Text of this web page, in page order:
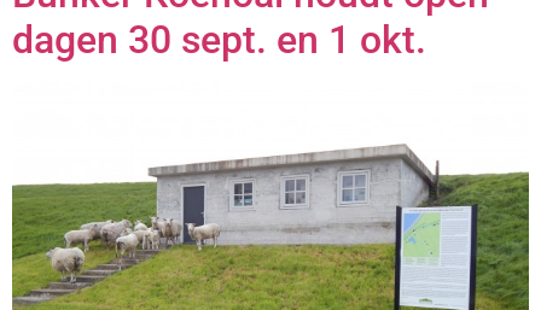
dagen 30 sept. en 1 okt.